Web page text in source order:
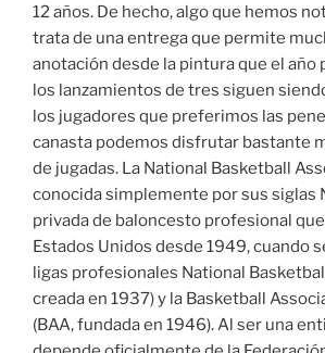
12 años. De hecho, algo que hemos
trata de una entrega que permite
anotación desde la pintura que el año
los lanzamientos de tres siguen
los jugadores que preferimos las
canasta podemos disfrutar bastante
de jugadas. La National Basketball
conocida simplemente por sus siglas
privada de baloncesto profesional
Estados Unidos desde 1949, cuando
ligas profesionales National
creada en 1937) y la Basketball
(BAA, fundada en 1946). Al ser una